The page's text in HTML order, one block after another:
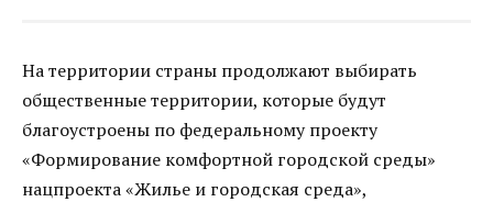
На территории страны продолжают выбирать
общественные территории, которые будут
благоустроены по федеральному проекту
«Формирование комфортной городской среды»
нацпроекта «Жилье и городская среда»,